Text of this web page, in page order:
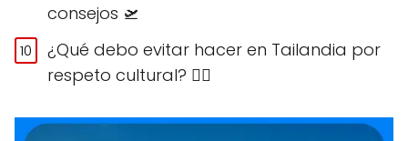
consejos 🛫
¿Qué debo evitar hacer en Tailandia por
respeto cultural? 🙅‍♀️